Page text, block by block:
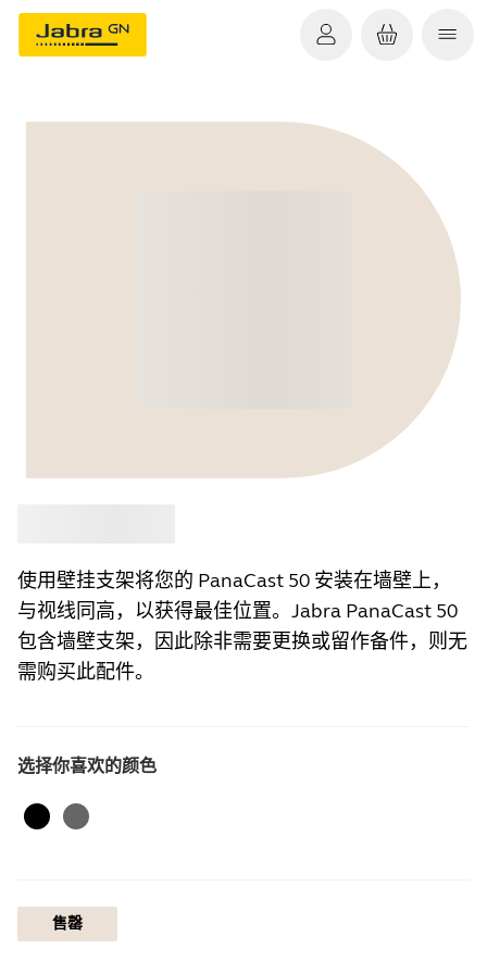
使用壁挂支架将您的 PanaCast 50 安装在墙壁上，
与视线同高，以获得最佳位置。Jabra PanaCast 50
包含墙壁支架，因此除非需要更换或留作备件，则无
需购买此配件。
选择你喜欢的颜色
黑色 深灰色
售罄